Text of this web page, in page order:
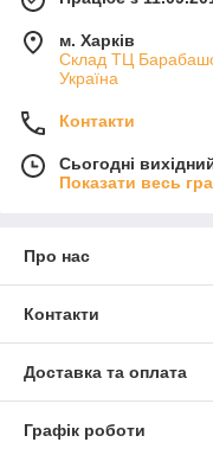
м. Харків
Склад ТЦ
Україна
Контакти
Сьогодні
Показати весь
Про нас
Контакти
Доставка та оплата
Графік роботи